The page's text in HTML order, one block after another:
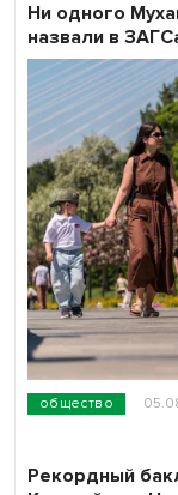
общество
Ни одного
назвали в
Рекордный